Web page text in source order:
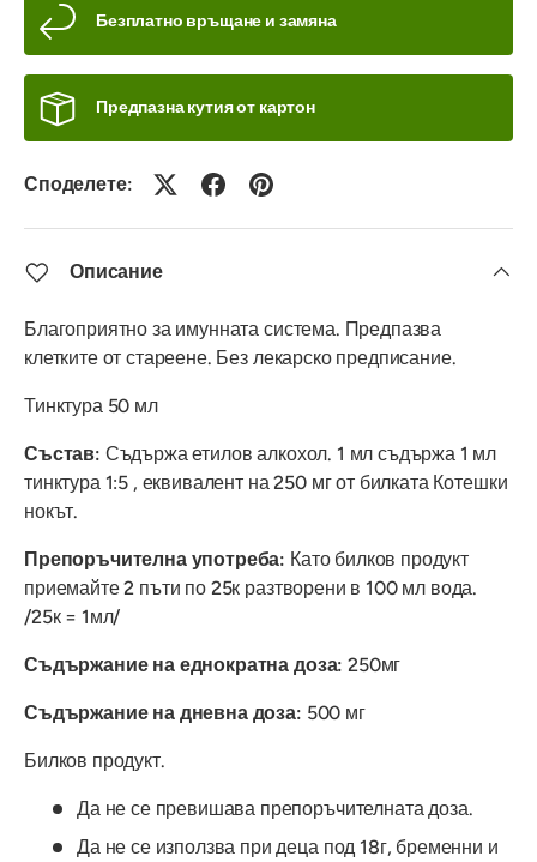
Безплатно връщане и замяна
Предпазна кутия от картон
Споделете:
Описание
Благоприятно за имунната система. Предпазва
клетките от стареене. Без лекарско предписание.
Тинктура 50 мл
Състав: Съдържа етилов алкохол. 1 мл съдържа 1 мл
тинктура 1:5 , еквивалент на 250 мг от билката Котешки
нокът.
Препоръчителна употреба: Като билков продукт
приемайте 2 пъти по 25к разтворени в 100 мл вода.
/25к = 1мл/
Съдържание на еднократна доза: 250мг
Съдържание на дневна доза: 500 мг
Билков продукт.
Да не се превишава препоръчителната доза.
Да не се използва при деца под 18г, бременни и